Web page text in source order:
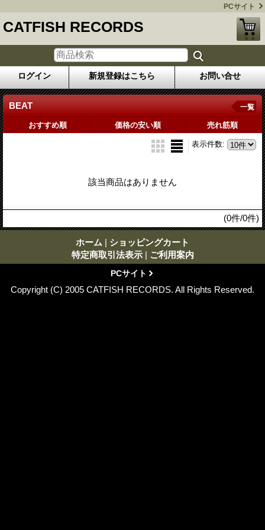
PCサイト
CATFISH RECORDS
ログイン 新規登録はこちら お問い合せ
BEAT 一覧
おすすめ順 価格の安い順 売れ筋順
表示件数:
該当商品はありません
(0件/0件)
ホーム | ショッピングカート
特定商取引法表示 | ご利用案内
PCサイト
Copyright (C) 2005 CATFISH RECORDS. All Rights Reserved.